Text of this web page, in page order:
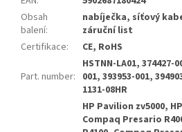
Obsah
balení:
nabíječka, síťový
záruční list
Certifikace: CE, RoHS
Part. number:
HSTNN-LA01, 374427-
001, 393953-001,
1131-08HR
HP Pavilion zv5000,
Compaq Presario